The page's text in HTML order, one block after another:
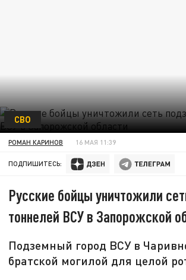
СВО
РОМАН КАРИНОВ 16 МАЯ 11:39
ПОДПИШИТЕСЬ:
Русские бойцы уничтожили
тоннелей ВСУ в Запорожской
Подземный город ВСУ в
братской могилой для целой